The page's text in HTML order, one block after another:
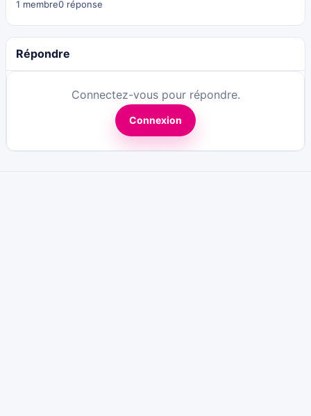
1 membre0 réponse
Répondre
Connectez-vous pour répondre.
Connexion